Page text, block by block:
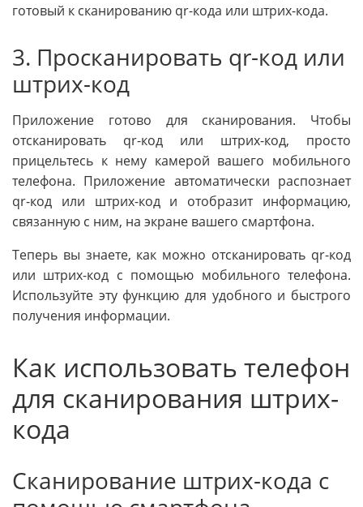
готовый к сканированию qr-кода или штрих-кода.
3. Просканировать qr-код или
штрих-код
Приложение готово для сканирования. Чтобы
отсканировать qr-код или штрих-код, просто
прицельтесь к нему камерой вашего мобильного
телефона. Приложение автоматически распознает
qr-код или штрих-код и отобразит информацию,
связанную с ним, на экране вашего смартфона.
Теперь вы знаете, как можно отсканировать qr-код
или штрих-код с помощью мобильного телефона.
Используйте эту функцию для удобного и быстрого
получения информации.
Как использовать телефон
для сканирования штрих-
кода
Сканирование штрих-кода с